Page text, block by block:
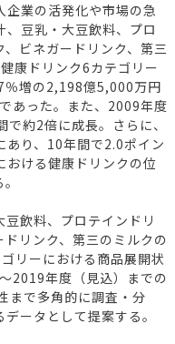
業の活発化や市場の急
豆乳・大豆飲料、プロ
ビネガードリンク、第三
康ドリンク6カテゴリー
％増の2,198億5,000万円
あった。また、2009年度
約2倍に成長。さらに、
あり、10年間で2.0ポイン
おける健康ドリンクの位
飲料、プロテインドリ
リンク、第三のミルクの
リーにおける商品展開状
2019年度（見込）までの
まで多角的に調査・分
ータとして提案する。